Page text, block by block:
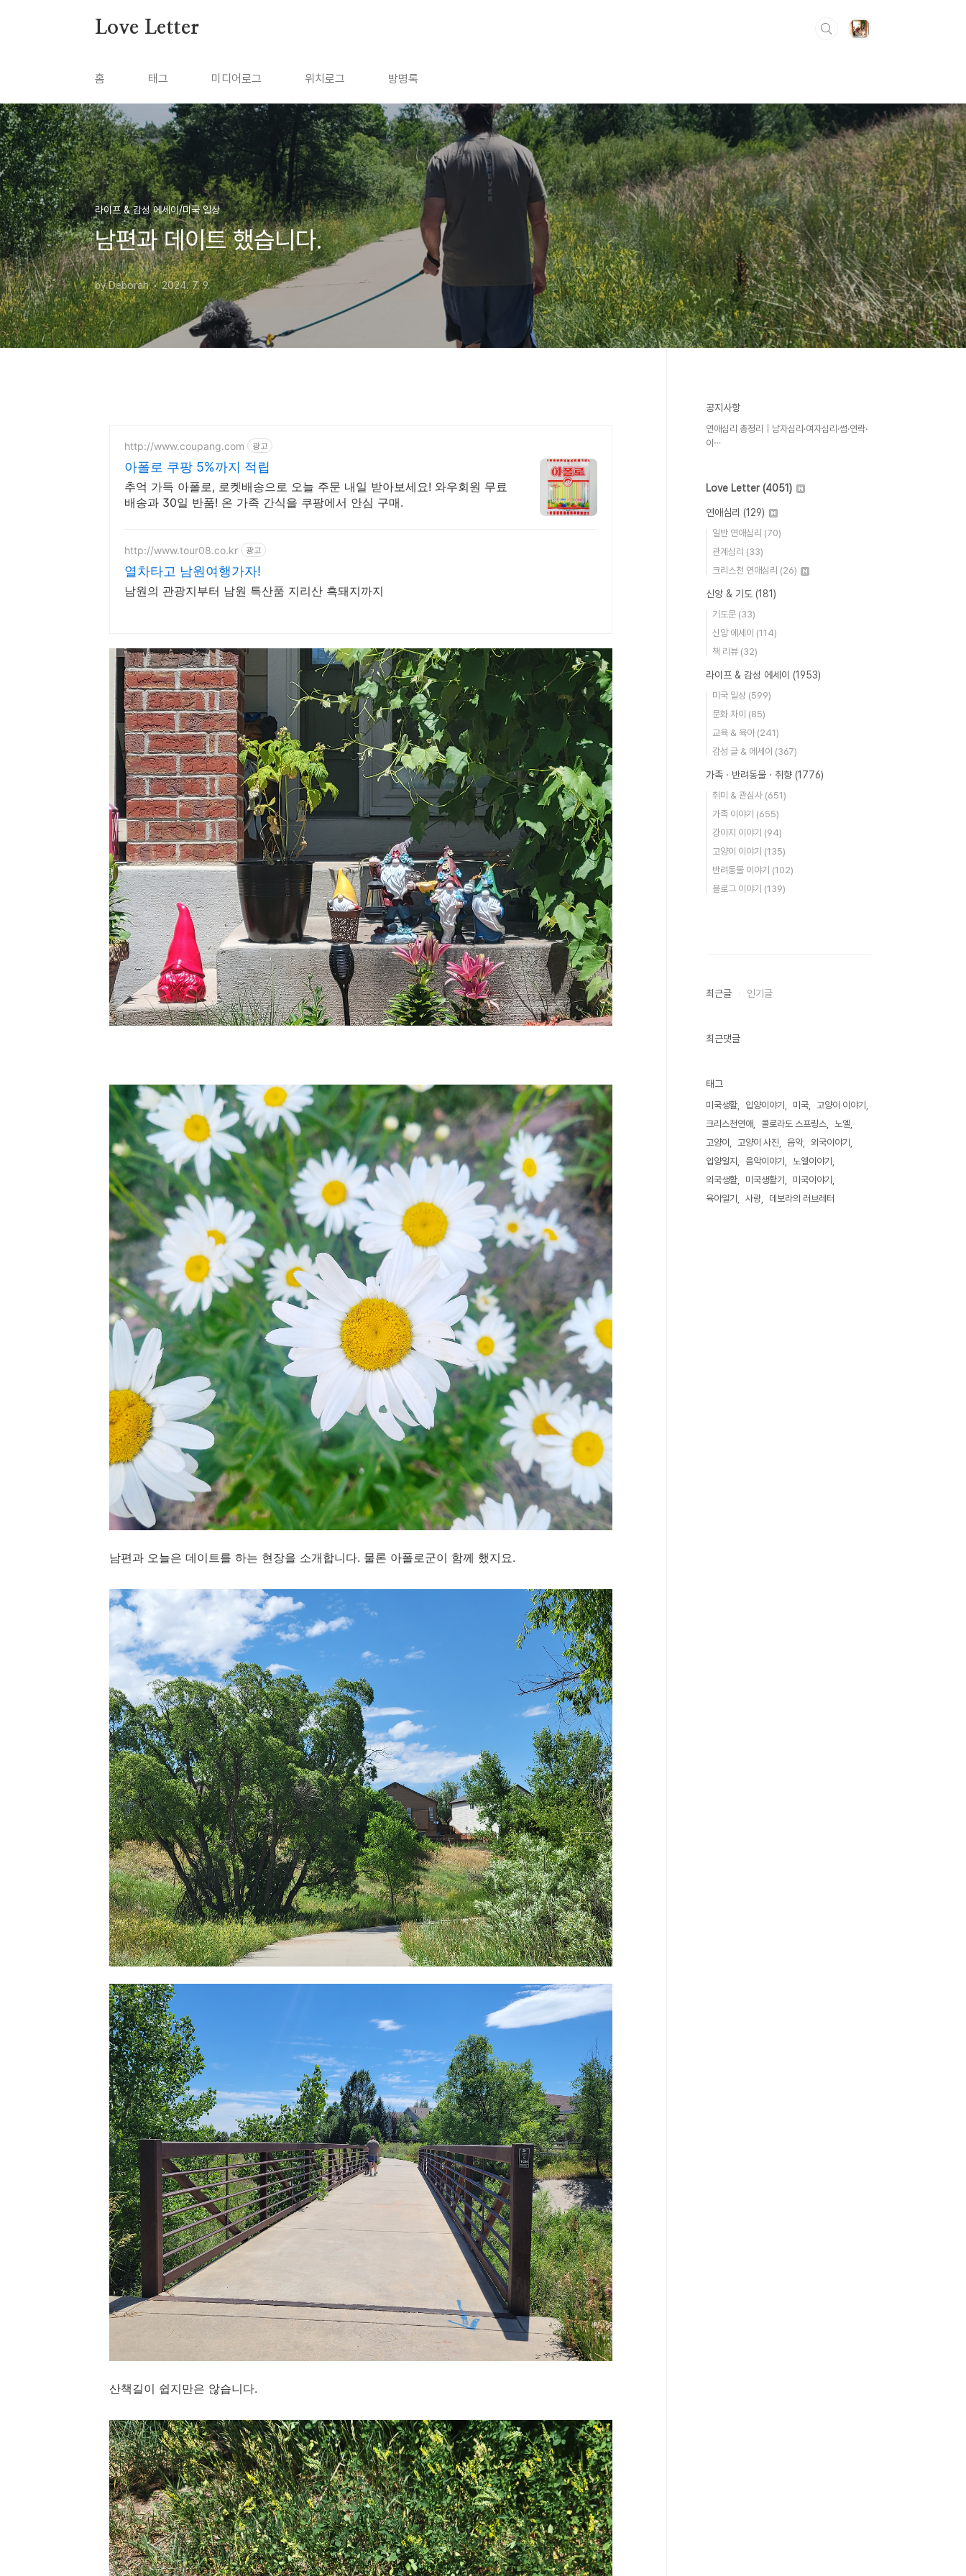
Love Letter
홈 태그 미디어로그 위치로그 방명록
라이프 & 감성 에세이/미국 일상
남편과 데이트 했습니다.
by Deborah 2024. 7. 9.
http://www.coupang.com 광고
아폴로 쿠팡 5%까지 적립
추억 가득 아폴로, 로켓배송으로 오늘 주문 내일 받아보세요! 와우회원 무료
배송과 30일 반품! 온 가족 간식을 쿠팡에서 안심 구매.
http://www.tour08.co.kr 광고
열차타고 남원여행가자!
남원의 관광지부터 남원 특산품 지리산 흑돼지까지
남편과 오늘은 데이트를 하는 현장을 소개합니다. 물론 아폴로군이 함께 했지요.
산책길이 쉽지만은 않습니다.
공지사항
연애심리 총정리｜남자심리·여자심리·썸·연락·
이⋯
Love Letter (4051)
연애심리 (129)
일반 연애심리 (70)
관계심리 (33)
크리스천 연애심리 (26)
신앙 & 기도 (181)
기도문 (33)
신앙 에세이 (114)
책 리뷰 (32)
라이프 & 감성 에세이 (1953)
미국 일상 (599)
문화 차이 (85)
교육 & 육아 (241)
감성 글 & 에세이 (367)
가족 · 반려동물 · 취향 (1776)
취미 & 관심사 (651)
가족 이야기 (655)
강아지 이야기 (94)
고양이 이야기 (135)
반려동물 이야기 (102)
블로그 이야기 (139)
최근글 인기글
최근댓글
태그
미국생활 입양이야기 미국
고양이 이야기
크리스천연애
콜로라도 스프링스
노엘
고양이
고양이 사진 음악
외국이야기
입양일지
음악이야기
노엘이야기
외국생활
미국생활기
미국이야기
육아일기
사랑 데보라의 러브레터